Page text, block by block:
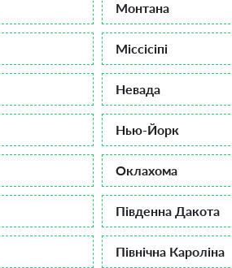
Монтана
Міссісіпі
Невада
Нью-Йорк
Оклахома
Південна Дакота
Північна Кароліна